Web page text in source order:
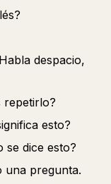
despacio,
esto?
se dice esto?
pregunta.